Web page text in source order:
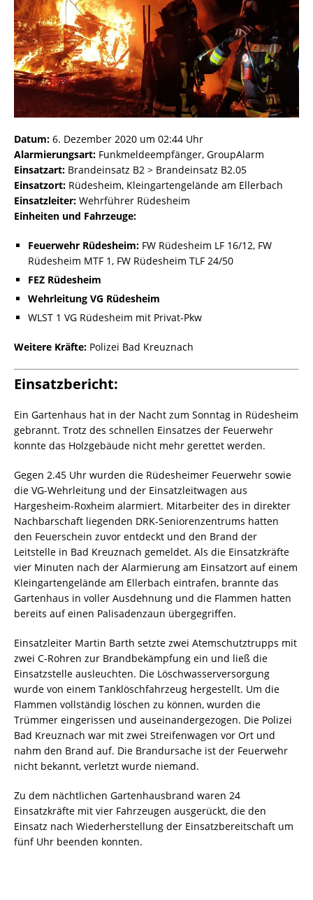
Datum: 6. Dezember 2020 um 02:44 Uhr
Alarmierungsart: Funkmeldeempfänger, GroupAlarm
Einsatzart: Brandeinsatz B2 > Brandeinsatz B2.05
Einsatzort: Rüdesheim, Kleingartengelände am Ellerbach
Einsatzleiter: Wehrführer Rüdesheim
Einheiten und Fahrzeuge:
Feuerwehr Rüdesheim: FW Rüdesheim LF 16/12, FW
Rüdesheim MTF 1, FW Rüdesheim TLF 24/50
FEZ Rüdesheim
Wehrleitung VG Rüdesheim
WLST 1 VG Rüdesheim mit Privat-Pkw
Weitere Kräfte: Polizei Bad Kreuznach
Einsatzbericht:
Ein Gartenhaus hat in der Nacht zum Sonntag in Rüdesheim
gebrannt. Trotz des schnellen Einsatzes der Feuerwehr
konnte das Holzgebäude nicht mehr gerettet werden.
Gegen 2.45 Uhr wurden die Rüdesheimer Feuerwehr sowie
die VG-Wehrleitung und der Einsatzleitwagen aus
Hargesheim-Roxheim alarmiert. Mitarbeiter des in direkter
Nachbarschaft liegenden DRK-Seniorenzentrums hatten
den Feuerschein zuvor entdeckt und den Brand der
Leitstelle in Bad Kreuznach gemeldet. Als die Einsatzkräfte
vier Minuten nach der Alarmierung am Einsatzort auf einem
Kleingartengelände am Ellerbach eintrafen, brannte das
Gartenhaus in voller Ausdehnung und die Flammen hatten
bereits auf einen Palisadenzaun übergegriffen.
Einsatzleiter Martin Barth setzte zwei Atemschutztrupps mit
zwei C-Rohren zur Brandbekämpfung ein und ließ die
Einsatzstelle ausleuchten. Die Löschwasserversorgung
wurde von einem Tanklöschfahrzeug hergestellt. Um die
Flammen vollständig löschen zu können, wurden die
Trümmer eingerissen und auseinandergezogen. Die Polizei
Bad Kreuznach war mit zwei Streifenwagen vor Ort und
nahm den Brand auf. Die Brandursache ist der Feuerwehr
nicht bekannt, verletzt wurde niemand.
Zu dem nächtlichen Gartenhausbrand waren 24
Einsatzkräfte mit vier Fahrzeugen ausgerückt, die den
Einsatz nach Wiederherstellung der Einsatzbereitschaft um
fünf Uhr beenden konnten.